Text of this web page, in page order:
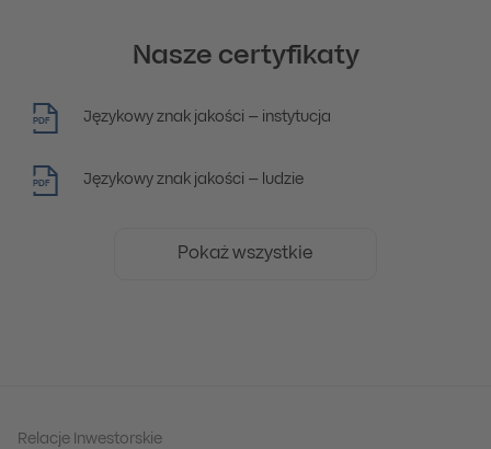
Nasze certyfikaty
PDF Językowy znak jakości – instytucja
PDF Językowy znak jakości – ludzie
Pokaż wszystkie
Relacje Inwestorskie